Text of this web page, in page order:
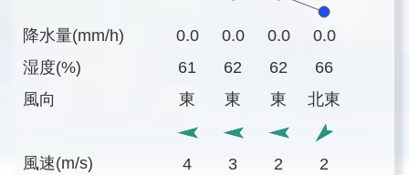
降水量(mm/h)
湿度(%)
風向
風速(m/s)
0.0 0.0 0.0
0.0
61
62 62
66
東
東 東 北東
4 3 2 2